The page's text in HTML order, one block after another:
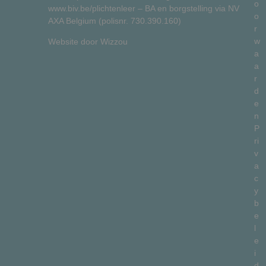
www.biv.be/plichtenleer – BA en borgstelling via NV
AXA Belgium (polisnr. 730.390.160)
Website door Wizzou
o
o
r
w
a
a
r
d
e
n
P
ri
v
a
c
y
b
e
l
e
i